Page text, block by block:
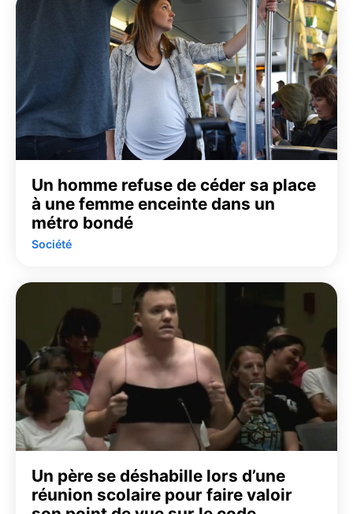
Un homme refuse de céder sa place
à une femme enceinte dans un
métro bondé
Société
Un père se déshabille lors d’une
réunion scolaire pour faire valoir